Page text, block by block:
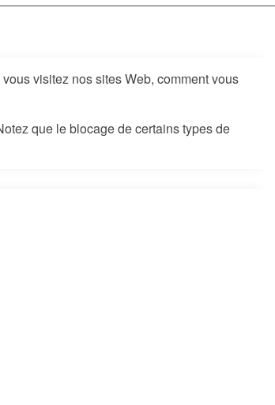
visitez nos sites Web, comment vous
que le blocage de certains types de